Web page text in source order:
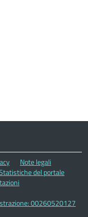
Note legali
del portale
00260520127